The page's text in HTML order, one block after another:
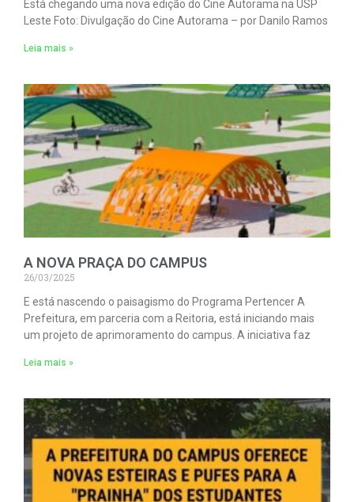
Está chegando uma nova edição do Cine Autorama na USP
Leste Foto: Divulgação do Cine Autorama – por Danilo Ramos
Leia mais »
A NOVA PRAÇA DO CAMPUS
26/03/2025
E está nascendo o paisagismo do Programa Pertencer A
Prefeitura, em parceria com a Reitoria, está iniciando mais
um projeto de aprimoramento do campus. A iniciativa faz
Leia mais »